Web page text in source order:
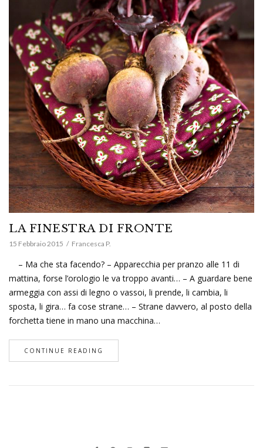
LA FINESTRA DI FRONTE
15 Febbraio 2015 Francesca P.
– Ma che sta facendo? – Apparecchia per pranzo alle 11 di
mattina, forse l’orologio le va troppo avanti… – A guardare bene
armeggia con assi di legno o vassoi, li prende, li cambia, li
sposta, li gira… fa cose strane… – Strane davvero, al posto della
forchetta tiene in mano una macchina…
CONTINUE READING